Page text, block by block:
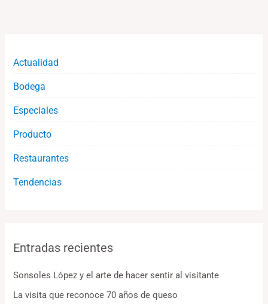
Actualidad
Bodega
Especiales
Producto
Restaurantes
Tendencias
Entradas recientes
Sonsoles López y el arte de hacer sentir al visitante
La visita que reconoce 70 años de queso